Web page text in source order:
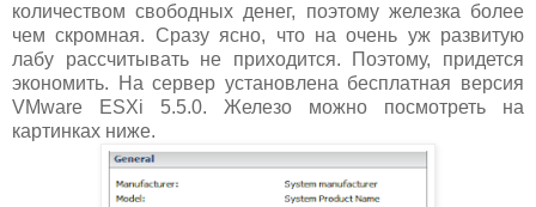
количеством свободных денег, поэтому железка более
чем скромная. Сразу ясно, что на очень уж развитую
лабу рассчитывать не приходится. Поэтому, придется
экономить. На сервер установлена бесплатная версия
VMware ESXi 5.5.0. Железо можно посмотреть на
картинках ниже.